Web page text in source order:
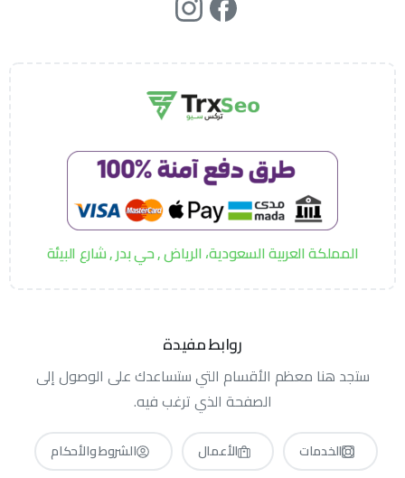
المملكة العربية السعودية، الرياض , حي بدر , شارع البيئة
روابط مفيدة
ستجد هنا معظم الأقسام التي ستساعدك على الوصول إلى
الصفحة الذي ترغب فيه.
الخدمات الأعمال الشروط والأحكام